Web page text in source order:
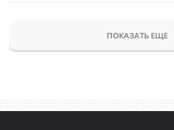
ПОКАЗАТЬ ЕЩЕ